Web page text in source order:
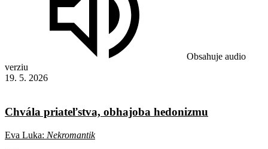
Obsahuje audio
verziu
19. 5. 2026
Chvála priateľstva, obhajoba hedonizmu
Eva Luka: Nekromantik